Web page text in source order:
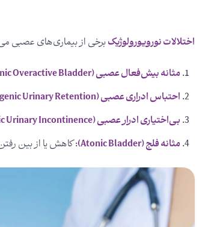
اختلالات نورویورولوژیکبرخی از بیماری‌های عصبی
مثانه بیش‌فعال عصبی (Neurogenic Overactive Bladder)
احتباس ادراری عصبی (Neurogenic Urinary Retention)
بی‌اختیاری ادرار عصبی (Neurogenic Urinary Incontinence)
مثانه فلج (Atonic Bladder)
: کاهش یا از بین